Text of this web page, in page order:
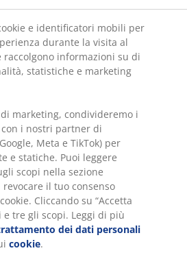
e identificatori mobili per
durante la visita al
raccolgono informazioni su di
statistiche e marketing
marketing, condivideremo i
i nostri partner di
Meta e TikTok) per
e statiche. Puoi leggere
scopi nella sezione
revocare il tuo consenso
Cliccando su “Accetta
tre gli scopi. Leggi di più
dei dati personali
cookie.